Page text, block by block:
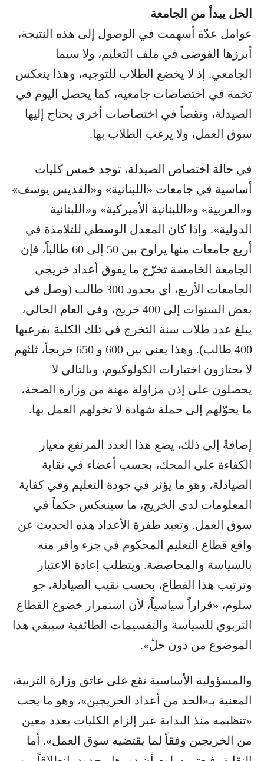
الحل يبدأ من الجامعة
عوامل عدّة أسهمت في الوصول إلى هذه النتيجة،
أبرزها الفوضى في ملف التعليم، ولا سيما
الجامعي. إذ لا يخضع الطلاب للتوجيه، وهذا ينعكس
تخمة في اختصاصات جامعية، كما يحصل اليوم في
الصيدلة، ونقصاً في اختصاصات أخرى يحتاج إليها
سوق العمل، ولا يرغب الطلاب بها.
في حالة اختصاص الصيدلة، توجد خمس كليات
أساسية في جامعات «اللبنانية» و«القديس يوسف»
و«العربية» و«اللبنانية الأميركية» و«اللبنانية
الدولية». وإذا كان المعدل الوسطي للتلامذة في
أربع جامعات منها يراوح بين 50 إلى 60 طالباً، فإن
الجامعة الخامسة تخرّج ما يفوق أعداد خريجي
الجامعات الأربع، أي بحدود 300 طالب (وصل في
بعض السنوات إلى 400 خريج، وفي العام الحالي،
يبلغ عدد طلاب سنة التخرج في تلك الكلية بفرعيها
400 طالب). وهذا يعني بين 600 و 650 خريجاً، ثلثهم
لا يجتازون اختبارات الكولوكيوم، وبالتالي لا
يحصلون على إذن مزاولة مهنة من وزارة الصحة،
ما يحوّلهم إلى حملة شهادة لا تخولهم العمل بها.
إضافةً إلى ذلك، يضع هذا العدد المرتفع معيار
الكفاءة على المحك، بحسب أعضاء في نقابة
الصيادلة، وهو ما يؤثر في جودة التعليم وفي كفاية
المعلومات لدى الخريج، ما سينعكس حكماً في
سوق العمل. وتعيد طفرة الأعداد هذه الحديث عن
واقع قطاع التعليم المحكوم في جزء وافر منه
بالسياسة والمحاصصة. ويتطلب إعادة الاعتبار
وترتيب هذا القطاع، بحسب نقيب الصيادلة، جو
سلوم، «قراراً سياسياً، لأن استمرار خضوع القطاع
التربوي للسياسة والتقسيمات الطائفية سيبقي هذا
الموضوع من دون حلّ».
والمسؤولية الأساسية تقع على عاتق وزارة التربية،
المعنية بـ«الحد من أعداد الخريجين»، وهو ما يجب
«تنظيمه منذ البداية عبر إلزام الكليات بعدد معين
من الخريجين وفقاً لما يقتضيه سوق العمل». أما